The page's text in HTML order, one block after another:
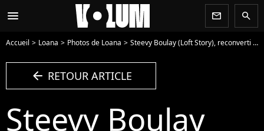
menu newsletter search
Accueil Loana Photos de Loana Steevy Boulay (Loft Story), reconverti en chroniqueur de la bande à Ruquier. - Photo
arrow_left RETOUR ARTICLE
Steevy Boulay